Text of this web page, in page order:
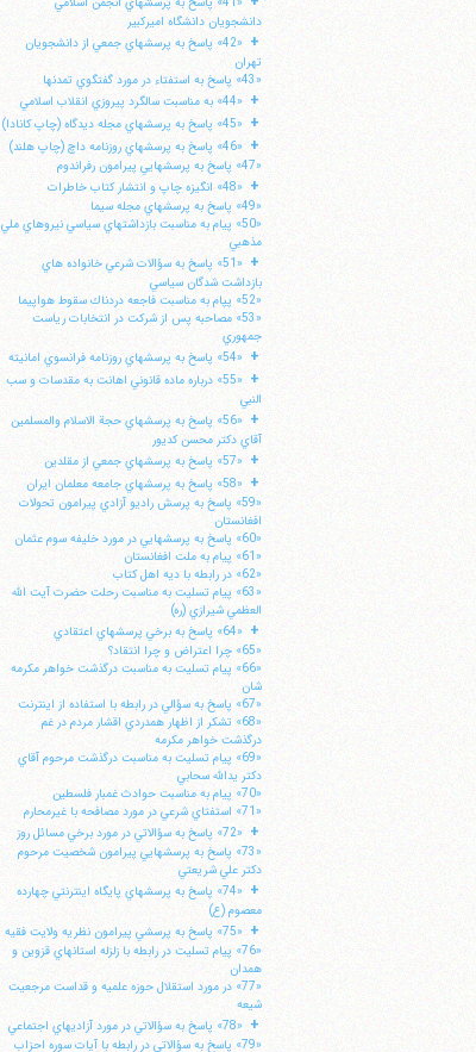
دانشجويان دانشگاه اميركبير
+
«42» پاسخ به پرسشهاي جمعي از دانشجويان
تهران
«43» پاسخ به استفتاء در مورد گفتگوي تمدنها
+ «44» به مناسبت سالگرد پيروزي انقلاب اسلامي
+ «45» پاسخ به پرسشهاي مجله ديدگاه (چاپ كانادا)
+ «46» پاسخ به پرسشهاي روزنامه داچ (چاپ هلند)
«47» پاسخ به پرسشهايي پيرامون رفراندوم
+ «48» انگيزه چاپ و انتشار كتاب خاطرات
«49» پاسخ به پرسشهاي مجله سيما
«50» پيام به مناسبت بازداشتهاي سياسي نيروهاي ملي
مذهبي
+
«51» پاسخ به سؤالات شرعي خانواده هاي
بازداشت شدگان سياسي
«52» پپام به مناسبت فاجعه دردناك سقوط هواپيما
«53» مصاحبه پس از شركت در انتخابات رياست
جمهوري
+ «54» پاسخ به پرسشهاي روزنامه فرانسوي امانيته
+
«55» درباره ماده قانوني اهانت به مقدسات و سب
النبي
+
«56» پاسخ به پرسشهاي حجة الاسلام والمسلمين
آقاي دكتر محسن كديور
+ «57» پاسخ به پرسشهاي جمعي از مقلدين
+ «58» پاسخ به پرسشهاي جامعه معلمان ايران
«59» پاسخ به پرسش راديو آزادي پيرامون تحولات
افغانستان
«60» پاسخ به پرسشهايي در مورد خليفه سوم عثمان
«61» پيام به ملت افغانستان
«62» در رابطه با ديه اهل كتاب
«63» پيام تسليت به مناسبت رحلت حضرت آيت الله
العظمي شيرازي (ره)
+ «64» پاسخ به برخي پرسشهاي اعتقادي
«65» چرا اعتراض و چرا انتقاد؟
«66» پيام تسليت به مناسبت درگذشت خواهر مكرمه
شان
«67» پاسخ به سؤالي در رابطه با استفاده از اينترنت
«68» تشكر از اظهار همدردي اقشار مردم در غم
درگذشت خواهر مكرمه
«69» پيام تسليت به مناسبت درگذشت مرحوم آقاي
دكتر يدالله سحابي
«70» پيام به مناسبت حوادث غمبار فلسطين
«71» استفتاي شرعي در مورد مصافحه با غيرمحارم
+ «72» پاسخ به سؤالاتي در مورد برخي مسائل روز
«73» پاسخ به پرسشهايي پيرامون شخصيت مرحوم
دكتر علي شريعتي
+
«74» پاسخ به پرسشهاي پايگاه اينترنتي چهارده
معصوم (ع)
+ «75» پاسخ به پرسشي پيرامون نظريه ولايت فقيه
«76» پيام تسليت در رابطه با زلزله استانهاي قزوين و
همدان
«77» در مورد استقلال حوزه علميه و قداست مرجعيت
شيعه
+ «78» پاسخ به سؤالاتي در مورد آزاديهاي اجتماعي
«79» پاسخ به سؤالاتي در رابطه با آيات سوره احزاب